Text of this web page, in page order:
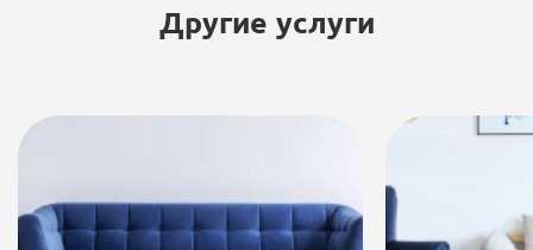
Другие услуги